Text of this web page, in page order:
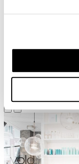
Iedere cliënt start met
persoonlijk
specifieke aanpak qua
en de samenstelling